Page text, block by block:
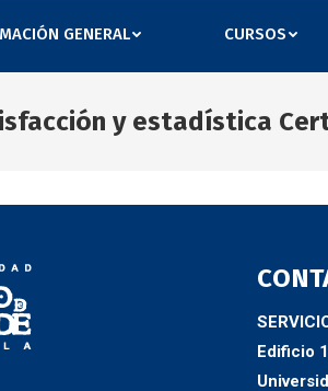
GENERAL CURSOS
y estadística
Edificio